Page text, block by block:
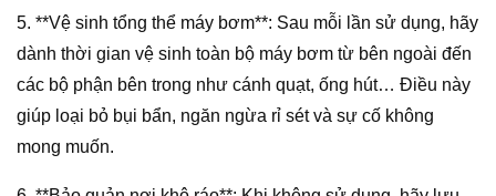
5. **Vệ sinh tổng thể máy bơm**: Sau mỗi lần sử dụng, hãy
dành thời gian vệ sinh toàn bộ máy bơm từ bên ngoài đến
các bộ phận bên trong như cánh quạt, ống hút… Điều này
giúp loại bỏ bụi bẩn, ngăn ngừa rỉ sét và sự cố không
mong muốn.